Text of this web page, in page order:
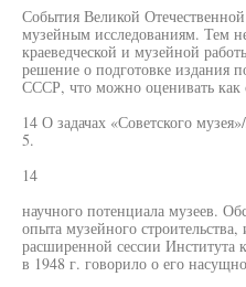
События Великой
музейным исследованиям. Тем
краеведческой и музейной
решение о подготовке издания
СССР, что можно оценивать как
14 О задачах «Советского
5.
14
научного потенциала музеев.
опыта музейного
расширенной сессии Института
в 1948 г. говорило о его